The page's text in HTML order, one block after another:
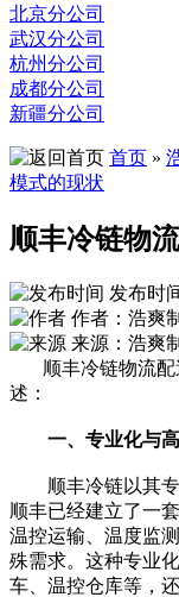
北京分公司
武汉分公司
杭州分公司
成都分公司
新疆分公司
首页 »
模式的现状
顺丰冷链物
发布时
作者：浩爽
来源：浩爽
顺丰冷链物流配
述：
一、专业化与高
顺丰冷链以其专
顺丰已经建立了一
温控运输、温度监
殊需求。这种专业
车、温控仓库等，